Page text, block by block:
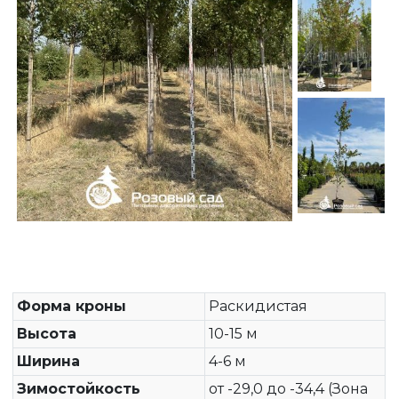
Форма кроны
Раскидистая
Высота
10-15 м
Ширина
4-6 м
Зимостойкость
от -29,0 до -34,4 (Зона